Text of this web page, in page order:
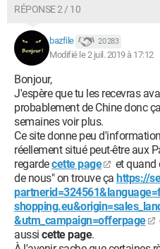
RÉPONSE 2 / 10
bazfile 20 283
Modifié le 2 juil. 2019 à 17:12
Bonjour,
J'espère que tu les recevras
probablement de Chine donc
semaines voir plus.
Ce site donne peu
réellement situé peut-être aux
regardecette page
et quand
de nous" on trouve ça https://
&utm_campaign=offerpage
aussi cette page.